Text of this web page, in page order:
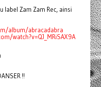
label Zam Zam Rec, ainsi
album/abracadabra
watch?v=QJ_MRiSAX9A
!!